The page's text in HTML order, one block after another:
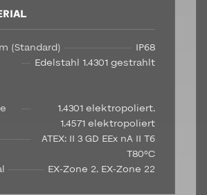
(Standard)
IP68
Edelstahl 1.4301 gestrahlt
1.4301 elektropoliert,
1.4571 elektropoliert
ATEX: II 3 GD EEx nA II T6
T80°C
EX-Zone 2, EX-Zone 22